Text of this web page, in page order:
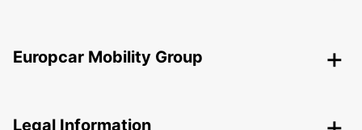
Europcar Mobility Group
Legal Information